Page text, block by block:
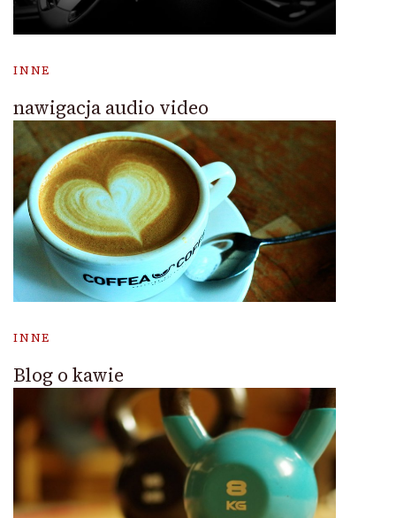
INNE
nawigacja audio video
INNE
Blog o kawie